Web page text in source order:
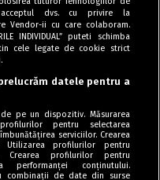
1
dvs. cu privire la
Vendor-ii cu care colaboram.
INDIVIDUAL” puteti schimba
cele legate de cookie strict
datele pentru a
pe un dispozitiv. Măsurarea
pentru selectarea
serviciilor. Crearea
profilurilor pentru
Crearea profilurilor pentru
performanței conținutului.
combinații de date din surse